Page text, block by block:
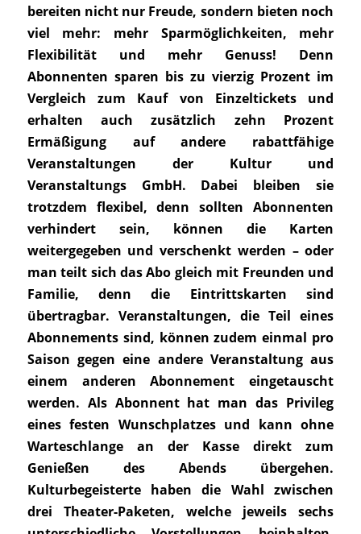
bereiten nicht nur Freude, sondern bieten noch
viel mehr: mehr Sparmöglichkeiten, mehr
Flexibilität und mehr Genuss! Denn
Abonnenten sparen bis zu vierzig Prozent im
Vergleich zum Kauf von Einzeltickets und
erhalten auch zusätzlich zehn Prozent
Ermäßigung auf andere rabattfähige
Veranstaltungen der Kultur und
Veranstaltungs GmbH. Dabei bleiben sie
trotzdem flexibel, denn sollten Abonnenten
verhindert sein, können die Karten
weitergegeben und verschenkt werden – oder
man teilt sich das Abo gleich mit Freunden und
Familie, denn die Eintrittskarten sind
übertragbar. Veranstaltungen, die Teil eines
Abonnements sind, können zudem einmal pro
Saison gegen eine andere Veranstaltung aus
einem anderen Abonnement eingetauscht
werden. Als Abonnent hat man das Privileg
eines festen Wunschplatzes und kann ohne
Warteschlange an der Kasse direkt zum
Genießen des Abends übergehen.
Kulturbegeisterte haben die Wahl zwischen
drei Theater-Paketen, welche jeweils sechs